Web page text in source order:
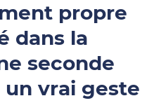
propre
dans la
seconde
vrai geste